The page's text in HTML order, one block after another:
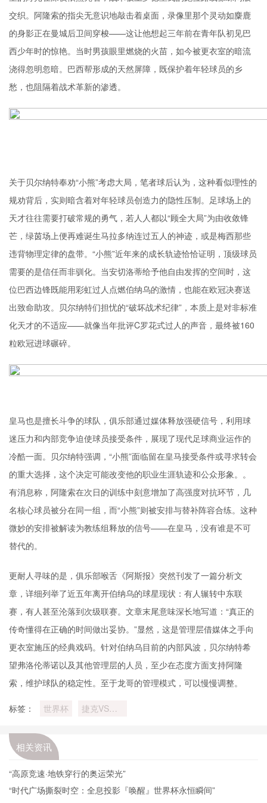
交织。阿隆索的指尖无意识地敲击着桌面，录像里那个灵动如麋鹿
的身影正在曼城后卫间穿梭——这让他想起三年前在青年队初见巴
西少年时的惊艳。当时男孩眼里燃烧的火苗，如今被更衣室的暗流
浇得忽明忽暗。巴西帮形成的天然屏障，既保护着年轻球员的乡
愁，也阻隔着战术革新的渗透。
关于贝尔纳特奉劝“小熊”考虑大局，笔者球后认为，这种看似理性的
规劝背后，实则暗含着对年轻球员创造力的隐性压制。足球场上的
天才往往需要打破常规的勇气，若人人都以“顾全大局”为由收敛锋
芒，绿茵场上便再难诞生马拉多纳连过五人的神迹，或是梅西那些
违背物理定律的盘带。“小熊”近年来的成长轨迹恰恰证明，顶级球员
需要的是信任而非驯化。当安切洛蒂给予他自由发挥的空间时，这
位巴西边锋既能用彩虹过人点燃伯纳乌的激情，也能在欧冠决赛送
出致命助攻。贝尔纳特们担忧的“破坏战术纪律”，本质上是对非标准
化天才的不适应——就像当年批评C罗花式过人的声音，最终被160
粒欧冠进球碾碎。
皇马也是擅长斗争的球队，俱乐部通过媒体释放强硬信号，利用球
迷压力和内部竞争迫使球员接受条件，展现了现代足球商业运作的
冷酷一面。贝尔纳特强调，“小熊”面临留在皇马接受条件或寻求转会
的重大选择，这个决定可能改变他的职业生涯轨迹和公众形象。。
有消息称，阿隆索在次日的训练中刻意增加了高强度对抗环节，几
名核心球员被分在同一组，而“小熊”则被安排与替补阵容合练。这种
微妙的安排被解读为教练组释放的信号——在皇马，没有谁是不可
替代的。
更耐人寻味的是，俱乐部喉舌《阿斯报》突然刊发了一篇分析文
章，详细列举了近五年离开伯纳乌的球星现状：有人辗转中东联
赛，有人甚至沦落到次级联赛。文章末尾意味深长地写道：“真正的
传奇懂得在正确的时间做出妥协。”显然，这是管理层借媒体之手向
更衣室施压的经典戏码。针对伯纳乌目前的内部风波，贝尔纳特希
望弗洛伦蒂诺以及其他管理层的人员，至少在态度方面支持阿隆
索，维护球队的稳定性。至于龙哥的管理模式，可以慢慢调整。
标签： 世界杯
捷克VS墨
相关资讯
“高原竞速·地铁穿行的奥运荣光”
“时代广场撕裂时空：全息投影『唤醒』世界杯永恒瞬间”